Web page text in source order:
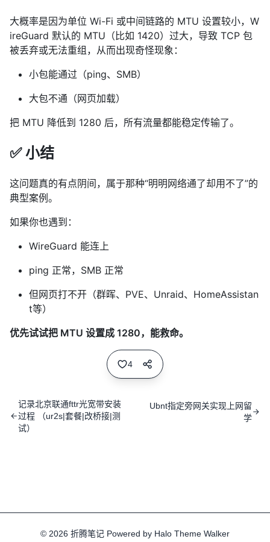
大概率是因为单位 Wi-Fi 或中间链路的 MTU 设置较小，W
ireGuard 默认的 MTU（比如 1420）过大，导致 TCP 包
被丢弃或无法重组，从而出现奇怪现象：
小包能通过（ping、SMB）
大包不通（网页加载）
把 MTU 降低到 1280 后，所有流量都能稳定传输了。
✅ 小结
这问题真的有点阴间，属于那种“明明网络通了却用不了”的
典型案例。
如果你也遇到：
WireGuard 能连上
ping 正常，SMB 正常
但网页打不开（群晖、PVE、Unraid、HomeAssistan
t等）
优先试试把 MTU 设置成 1280，能救命。
4
记录北京联通fttr光宽带安装
过程 （ur2s|套餐|改桥接|测
试）
Ubnt指定旁网关实现上网留
学
© 2026 折腾笔记 Powered by Halo Theme Walker